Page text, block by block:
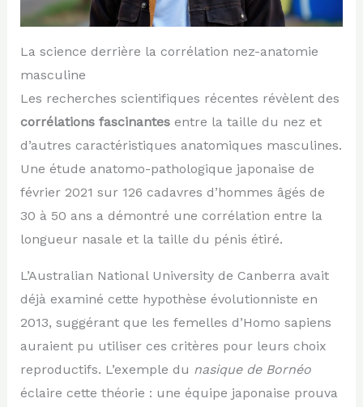
La science derrière la corrélation nez-anatomie
masculine
Les recherches scientifiques récentes révèlent des
corrélations fascinantesentre la taille du nez et
d’autres caractéristiques anatomiques masculines.
Une étude anatomo-pathologique japonaise de
février 2021 sur 126 cadavres d’hommes âgés de
30 à 50 ans a démontré une corrélation entre la
longueur nasale et la taille du pénis étiré.
L’Australian National University de Canberra avait
déjà examiné cette hypothèse évolutionniste en
2013, suggérant que les femelles d’Homo sapiens
auraient pu utiliser ces critères pour leurs choix
reproductifs. L’exemple du nasique de Bornéo
éclaire cette théorie : une équipe japonaise prouva